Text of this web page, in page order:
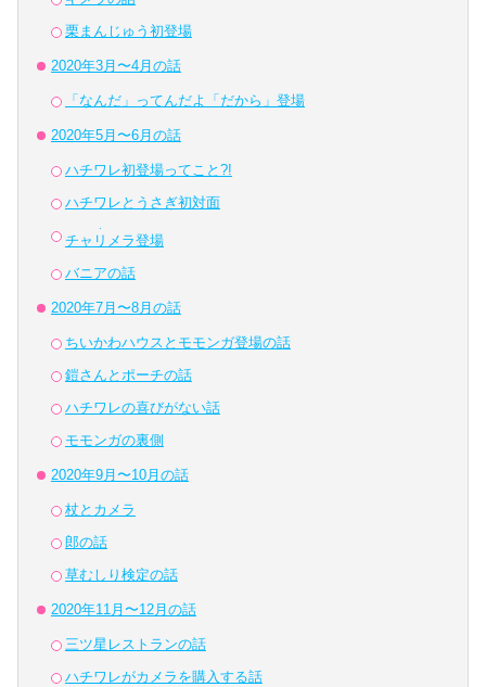
栗まんじゅう初登場
2020年3月〜4月の話
「なんだ」ってんだよ「だから」登場
2020年5月〜6月の話
ハチワレ初登場ってこと?!
ハチワレとうさぎ初対面
チャ リ
・
メラ登場
バニアの話
2020年7月〜8月の話
ちいかわハウスとモモンガ登場の話
鎧さんとポーチの話
ハチワレの喜びがない話
モモンガの裏側
2020年9月〜10月の話
杖とカメラ
郎の話
草むしり検定の話
2020年11月〜12月の話
三ツ星レストランの話
ハチワレがカメラを購入する話